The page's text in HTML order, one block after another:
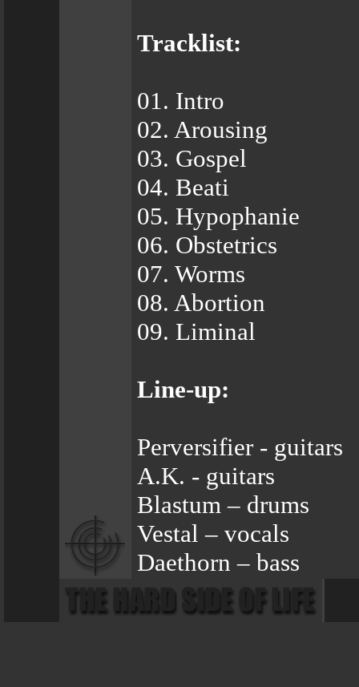
Tracklist:
01. Intro
02. Arousing
03. Gospel
04. Beati
05. Hypophanie
06. Obstetrics
07. Worms
08. Abortion
09. Liminal
Line-up:
Perversifier - guitars
A.K. - guitars
Blastum – drums
Vestal – vocals
Daethorn – bass